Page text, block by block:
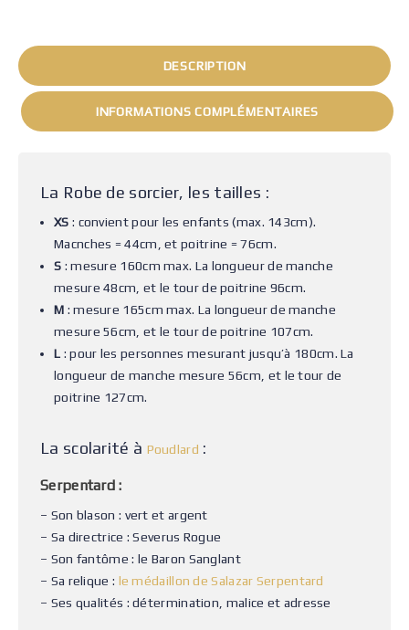
DESCRIPTION
INFORMATIONS COMPLÉMENTAIRES
La Robe de sorcier, les tailles :
XS : convient pour les enfants (max. 143cm).
Macnches = 44cm, et poitrine = 76cm.
S : mesure 160cm max. La longueur de manche
mesure 48cm, et le tour de poitrine 96cm.
M : mesure 165cm max. La longueur de manche
mesure 56cm, et le tour de poitrine 107cm.
L : pour les personnes mesurant jusqu’à 180cm. La
longueur de manche mesure 56cm, et le tour de
poitrine 127cm.
La scolarité à Poudlard :
Serpentard :
– Son blason : vert et argent
– Sa directrice : Severus Rogue
– Son fantôme : le Baron Sanglant
– Sa relique : le médaillon de Salazar Serpentard
– Ses qualités : détermination, malice et adresse